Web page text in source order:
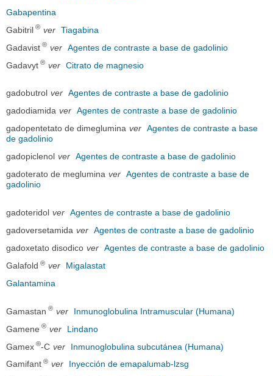
Gabapentina
Gabitril ® ver Tiagabina
Gadavist ® ver Agentes de contraste a base de gadolinio
Gadavyt ® ver Citrato de magnesio
gadobutrol ver Agentes de contraste a base de gadolinio
gadodiamida ver Agentes de contraste a base de gadolinio
gadopentetato de dimeglumina ver Agentes de contraste a base
de gadolinio
gadopiclenol ver Agentes de contraste a base de gadolinio
gadoterato de meglumina ver Agentes de contraste a base de
gadolinio
gadoteridol ver Agentes de contraste a base de gadolinio
gadoversetamida ver Agentes de contraste a base de gadolinio
gadoxetato disodico ver Agentes de contraste a base de gadolinio
Galafold ® ver
Migalastat
Galantamina
Gamastan ® ver
Inmunoglobulina Intramuscular (Humana)
Gamene ® ver
Lindano
Gamex ®-C ver
Inmunoglobulina subcutánea (Humana)
Gamifant ® ver
Inyección de emapalumab-lzsg